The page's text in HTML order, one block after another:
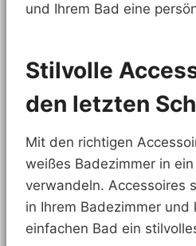
und Ihrem Bad eine
Stilvolle
den letzten
Mit den richtigen
weißes Badezimmer in
verwandeln. Accessoires
in Ihrem Badezimmer und
einfachen Bad ein